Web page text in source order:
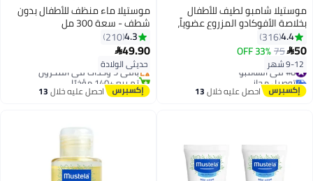
موستيلا شامبو لطيف للأطفال
بخلاصة الأفوكادو المزروع عضوياً،
200 مل4.4
316
50
75
33% OFF
9-12 شهر
#8 في الشامبو
توصيل مجاني
#8 في الشامبو احصل عليه خلال13
موستيلا ماء منظف للأطفال بدون
شطف - سعة 300 مل
4.3
210
49.90
حديثي الولادة
#4 في صابون سائل للاستحمام
توصيل مجاني
باقي 5 وحدات في المخزون
تم بيع +140 مؤخرًا
#4 في صابون سائل للاستحمام احصل عليه خلال13